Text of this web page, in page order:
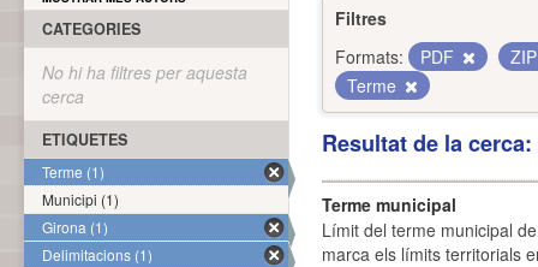
Filtres
Formats:
PDF
Terme
Resultat de la
Terme municipal
Límit del terme municipal
marca els límits territorials
CATEGORIES
No hi ha filtres per aquesta
cerca
ETIQUETES
Terme (1)
Municipi (1)
Girona (1)
Delimitacions (1)